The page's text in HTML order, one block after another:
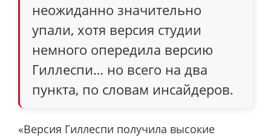
неожиданно значительно
упали, хотя версия студии
немного опередила версию
Гиллеспи… но всего на два
пункта, по словам инсайдеров.
«Версия Гиллеспи получила высокие